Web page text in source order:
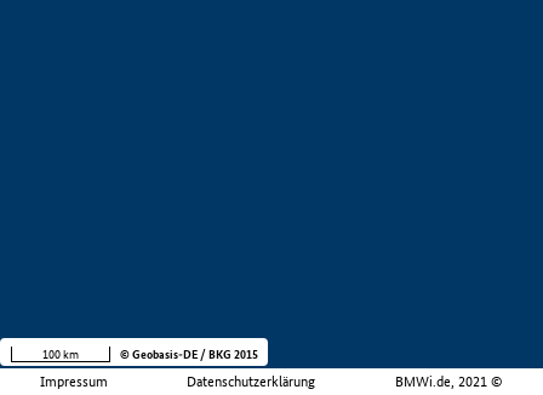
Impressum Datenschutzerklärung BMWi.de, 2021 ©
100 km © Geobasis-DE / BKG 2015